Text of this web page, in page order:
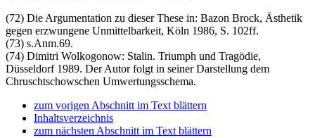
(72) Die Argumentation zu dieser These in: Bazon Brock, Ästhetik
gegen erzwungene Unmittelbarkeit, Köln 1986, S. 102ff.
(73) s.Anm.69.
(74) Dimitri Wolkogonow: Stalin. Triumph und Tragödie,
Düsseldorf 1989. Der Autor folgt in seiner Darstellung dem
Chruschtschowschen Umwertungsschema.
zum vorigen Abschnitt im Text blättern
Inhaltsverzeichnis
zum nächsten Abschnitt im Text blättern